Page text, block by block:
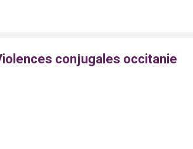
conjugales occitanie